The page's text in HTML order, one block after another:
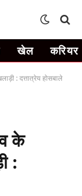
खेल करियर
: दत्तात्रेय होसबाले
के
: